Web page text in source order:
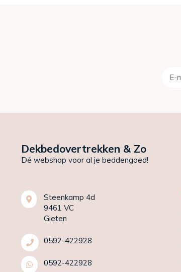
Dekbedovertrekken & Zo
Dé webshop voor al je beddengoed!
Steenkamp 4d
9461 VC
Gieten
0592-422928
0592-422928